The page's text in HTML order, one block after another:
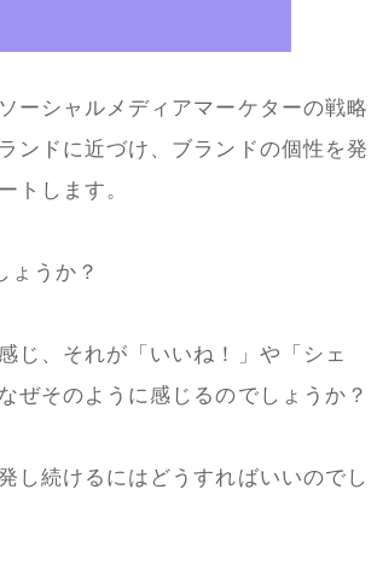
ーシャルメディアマーケターの戦略
ンドに近づけ、ブランドの個性を発
トします。
ょうか？
じ、それが「いいね！」や「シェ
ぜそのように感じるのでしょうか？
し続けるにはどうすればいいのでし